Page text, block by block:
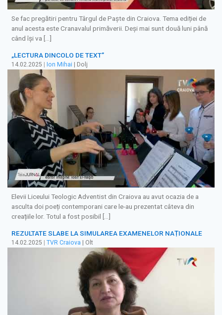
Se fac pregătiri pentru Târgul de Paște din Craiova. Tema ediției de
anul acesta este Cranavalul primăverii. Deși mai sunt două luni până
când își va […]
„LECTURA DINCOLO DE TEXT”
14.02.2025 Ion Mihai | Dolj
Elevii Liceului Teologic Adventist din Craiova au avut ocazia de a
asculta doi poeți contemporani care le-au prezentat câteva din
creațiile lor. Totul a fost posibil […]
REZULTATE SLABE LA SIMULAREA EXAMENELOR NAȚIONALE
14.02.2025 TVR Craiova | Olt